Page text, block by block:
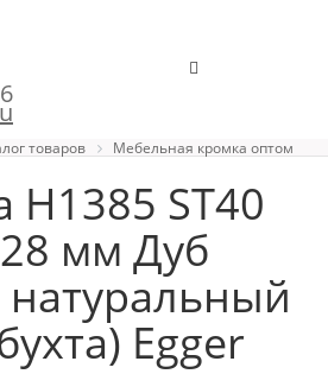
товаров Мебельная кромка оптом
H1385 ST40
мм Дуб
натуральный
Egger